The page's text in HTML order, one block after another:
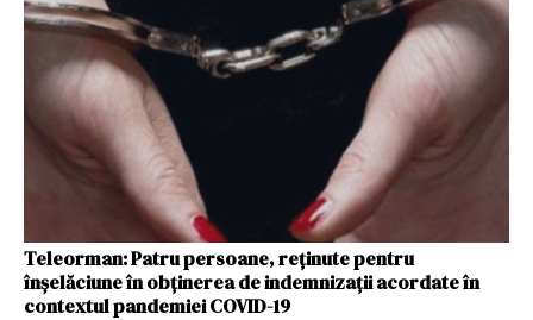
Teleorman: Patru persoane, reţinute pentru
înşelăciune în obţinerea de indemnizaţii acordate în
contextul pandemiei COVID-19